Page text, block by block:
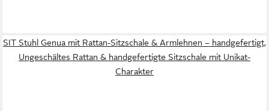
SIT Stuhl Genua mit Rattan-Sitzschale & Armlehnen – handgefertigt,
Ungeschältes Rattan & handgefertigte Sitzschale mit Unikat-
Charakter